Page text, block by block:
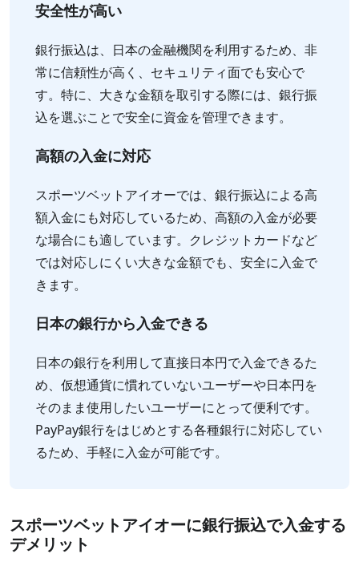
安全性が高い
銀行振込は、日本の金融機関を利用するため、非
常に信頼性が高く、セキュリティ面でも安心で
す。特に、大きな金額を取引する際には、銀行振
込を選ぶことで安全に資金を管理できます。
高額の入金に対応
スポーツベットアイオーでは、銀行振込による高
額入金にも対応しているため、高額の入金が必要
な場合にも適しています。クレジットカードなど
では対応しにくい大きな金額でも、安全に入金で
きます。
日本の銀行から入金できる
日本の銀行を利用して直接日本円で入金できるた
め、仮想通貨に慣れていないユーザーや日本円を
そのまま使用したいユーザーにとって便利です。
PayPay銀行をはじめとする各種銀行に対応してい
るため、手軽に入金が可能です。
スポーツベットアイオーに銀行振込で入金する
デメリット